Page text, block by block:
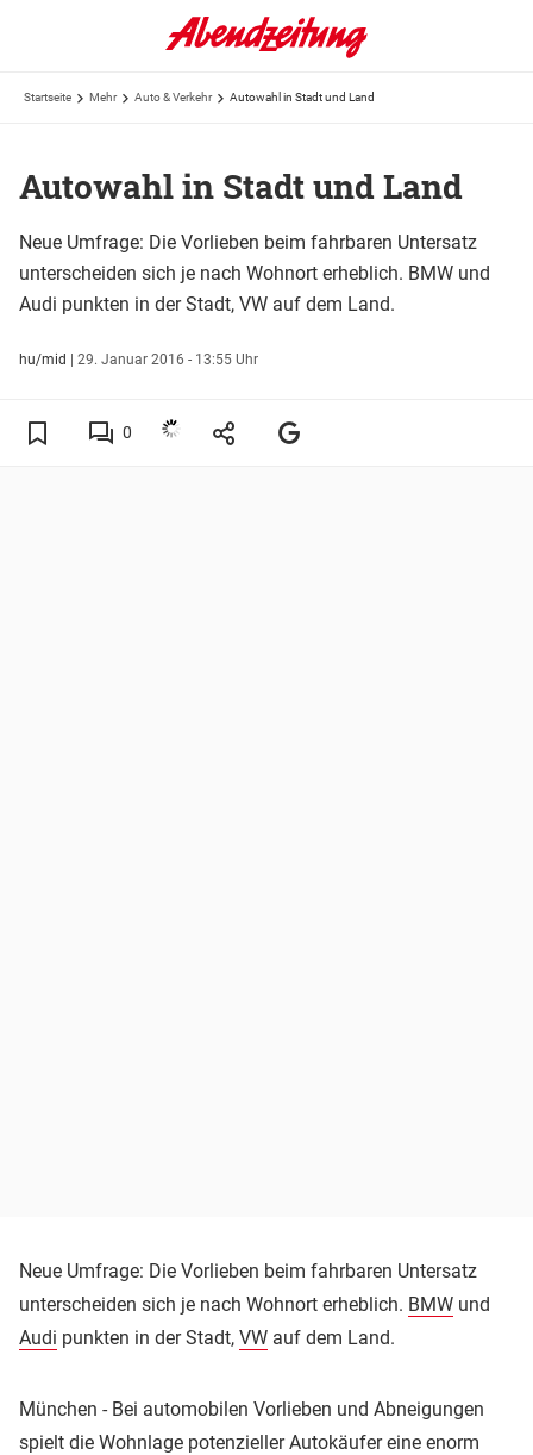
Startseite Mehr Auto & Verkehr Autowahl in Stadt und Land
Autowahl in Stadt und Land
Neue Umfrage: Die Vorlieben beim fahrbaren Untersatz
unterscheiden sich je nach Wohnort erheblich. BMW und
Audi punkten in der Stadt, VW auf dem Land.
hu/mid | 29. Januar 2016 - 13:55 Uhr
0
Neue Umfrage: Die Vorlieben beim fahrbaren Untersatz
unterscheiden sich je nach Wohnort erheblich. BMW und
Audi punkten in der Stadt, VW auf dem Land.
München - Bei automobilen Vorlieben und Abneigungen
spielt die Wohnlage potenzieller Autokäufer eine enorm